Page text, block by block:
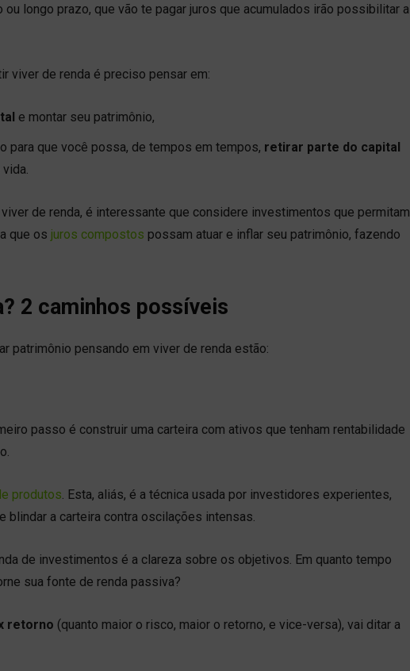
longo prazo, que vão te pagar juros que acumulados irão possibilitar a
viver de renda é preciso pensar em:
e montar seu patrimônio,
para que você possa, de tempos em tempos, retirar parte do capital
de renda, é interessante que considere investimentos que permitam
que os juros compostos possam atuar e inflar seu patrimônio, fazendo
2 caminhos possíveis
patrimônio pensando em viver de renda estão:
passo é construir uma carteira com ativos que tenham rentabilidade
produtos . Esta, aliás, é a técnica usada por investidores experientes,
blindar a carteira contra oscilações intensas.
de investimentos é a clareza sobre os objetivos. Em quanto tempo
sua fonte de renda passiva?
retorno (quanto maior o risco, maior o retorno, e vice-versa), vai ditar a